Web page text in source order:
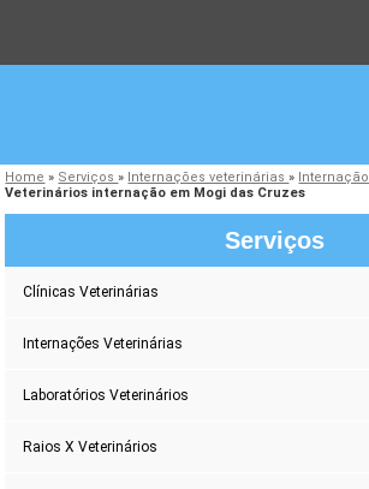
Home » Serviços» Internações veterinárias»
Veterinários internação em Mogi das Cruzes
Serviços
Clínicas Veterinárias
Internações Veterinárias
Laboratórios Veterinários
Raios X Veterinários